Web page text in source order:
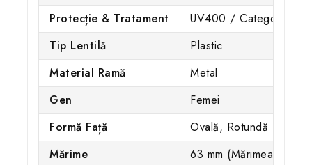
Protecție & Tratament
UV400 / Categoria 3
Tip Lentilă
Plastic
Material Ramă
Metal
Gen
Femei
Formă Față
Ovală, Rotundă
Mărime
63 mm (Mărimea L)